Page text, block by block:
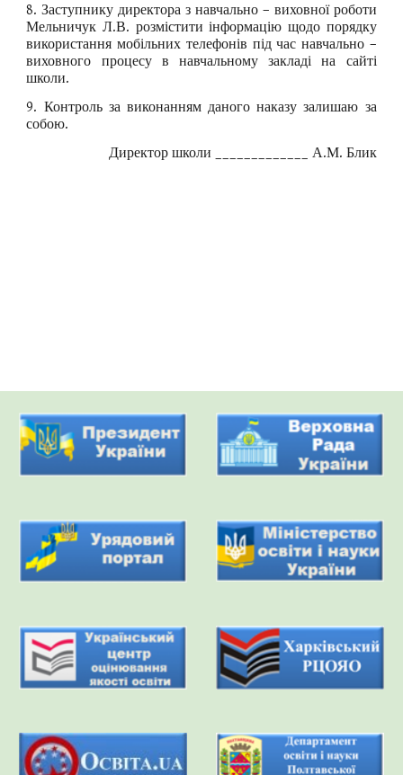
8. Заступнику директора з навчально – виховної роботи
Мельничук Л.В. розмістити інформацію щодо порядку
використання мобільних телефонів під час навчально –
виховного процесу в навчальному закладі на сайті
школи.
9. Контроль за виконанням даного наказу залишаю за
собою.
Директор школи _____________ А.М. Блик